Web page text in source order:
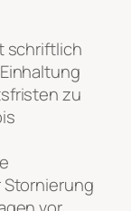
schriftlich
zu